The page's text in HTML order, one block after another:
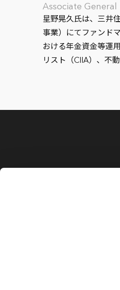
Associate
星野晃久氏は、三井
事業）にてファンド
おける年金資金等運
リスト（CIIA）、不